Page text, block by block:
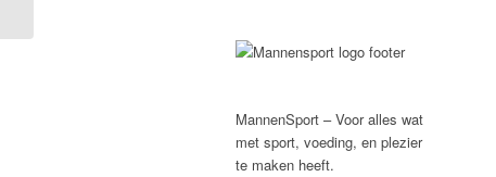
MannenSport – Voor alles wat
met sport, voeding, en plezier
te maken heeft.